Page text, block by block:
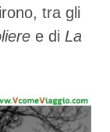
tra gli
e di La